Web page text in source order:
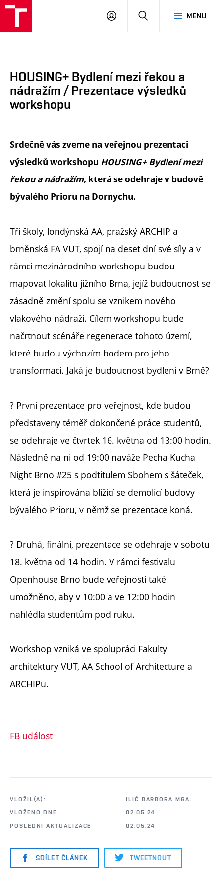
MENU
PŘIHLÁSIT
HOUSING+ Bydlení mezi řekou a
nádražím / Prezentace výsledků
workshopu
Srdečně vás zveme na veřejnou prezentaci
výsledků workshopu HOUSING+ Bydlení mezi
řekou a nádražím, která se odehraje v budově
bývalého Prioru na Dornychu.
Tři školy, londýnská AA, pražský ARCHIP a
brněnská FA VUT, spojí na deset dní své síly a v
rámci mezinárodního workshopu budou
mapovat lokalitu jižního Brna, jejíž budoucnost se
zásadně změní spolu se vznikem nového
vlakového nádraží. Cílem workshopu bude
načrtnout scénáře regenerace tohoto území,
které budou výchozím bodem pro jeho
transformaci. Jaká je budoucnost bydlení v Brně?
? První prezentace pro veřejnost, kde budou
představeny téměř dokončené práce studentů,
se odehraje ve čtvrtek 16. května od 13:00 hodin.
Následně na ni od 19:00 naváže Pecha Kucha
Night Brno #25 s podtitulem Sbohem s šáteček,
která je inspirována blížící se demolicí budovy
bývalého Prioru, v němž se prezentace koná.
? Druhá, finální, prezentace se odehraje v sobotu
18. května od 14 hodin. V rámci festivalu
Openhouse Brno bude veřejnosti také
umožněno, aby v 10:00 a ve 12:00 hodin
nahlédla studentům pod ruku.
Workshop vzniká ve spolupráci Fakulty
architektury VUT, AA School of Architecture a
ARCHIPu.
FB událost
VLOŽIL(A):
ILIČ BARBORA MGA.
VLOŽENO DNE
02.05.24
POSLEDNÍ AKTUALIZACE
02.05.24
SDÍLET ČLÁNEK TWEETNOUT